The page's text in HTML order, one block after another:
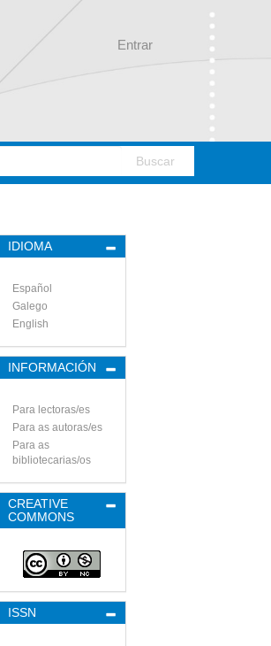
Entrar
Buscar
IDIOMA
Español
Galego
English
INFORMACIÓN
Para lectoras/es
Para as autoras/es
Para as
bibliotecarias/os
CREATIVE
COMMONS
ISSN